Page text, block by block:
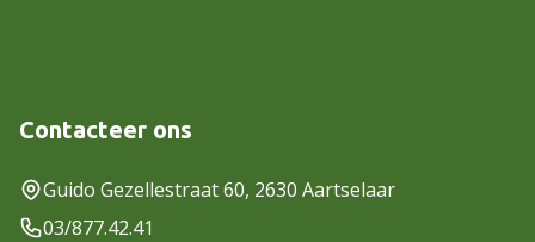
Contacteer ons
Guido Gezellestraat 60, 2630 Aartselaar
03/877.42.41